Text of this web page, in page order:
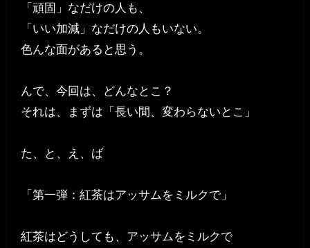
「頑固」なだけの人も、
「いい加減」なだけの人もいない。
色んな面があると思う。
んで、今回は、どんなとこ？
それは、まずは「長い間、変わらないとこ」
た、と、え、ば
「第一弾：紅茶はアッサムをミルクで」
紅茶はどうしても、アッサムをミルクで